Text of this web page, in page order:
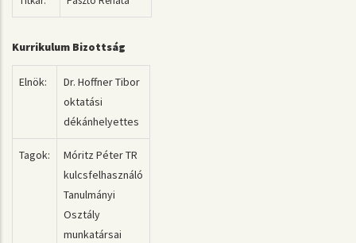
Kurrikulum Bizottság
Elnök:
Dr. Hoffner Tibor
oktatási
dékánhelyettes
Tagok:
Móritz Péter TR
kulcsfelhasználó
Tanulmányi
Osztály
munkatársai